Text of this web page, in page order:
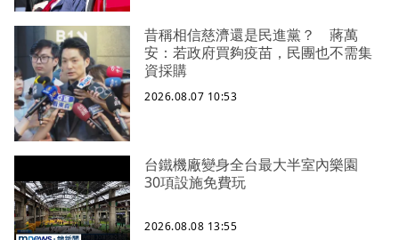
昔稱相信慈濟還是民進黨？ 蔣萬
安：若政府買夠疫苗，民團也不需集
資採購
2026.08.07 10:53
台鐵機廠變身全台最大半室內樂園
30項設施免費玩
2026.08.08 13:55